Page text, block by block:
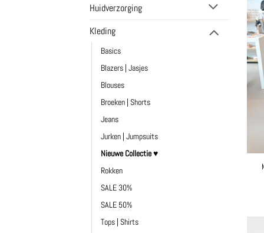
Huidverzorging
Kleding
Basics
Blazers | Jasjes
Blouses
Broeken | Shorts
Jeans
Jurken | Jumpsuits
Nieuwe Collectie ♥
Rokken
SALE 30%
SALE 50%
Tops | Shirts